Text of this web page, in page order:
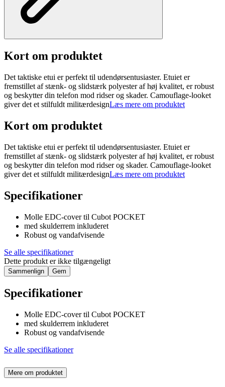
Kort om produktet
Det taktiske etui er perfekt til udendørsentusiaster. Etuiet er
fremstillet af stænk- og slidstærk polyester af høj kvalitet, er robust
og beskytter din telefon mod ridser og skader. Camouflage-looket
giver det et stilfuldt militærdesignLæs mere om produktet
Kort om produktet
Det taktiske etui er perfekt til udendørsentusiaster. Etuiet er
fremstillet af stænk- og slidstærk polyester af høj kvalitet, er robust
og beskytter din telefon mod ridser og skader. Camouflage-looket
giver det et stilfuldt militærdesignLæs mere om produktet
Specifikationer
Molle EDC-cover til Cubot POCKET
med skulderrem inkluderet
Robust og vandafvisende
Se alle specifikationer
Dette produkt er ikke tilgængeligt
Sammenlign Gem
Specifikationer
Molle EDC-cover til Cubot POCKET
med skulderrem inkluderet
Robust og vandafvisende
Se alle specifikationer
Mere om produktet